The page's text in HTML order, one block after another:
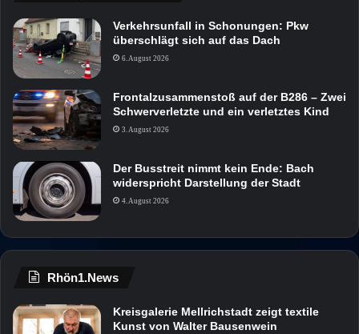
Verkehrsunfall in Schonungen: Pkw
überschlägt sich auf das Dach
6. August 2026
Frontalzusammenstoß auf der B286 – Zwei
Schwerverletzte und ein verletztes Kind
3. August 2026
Der Busstreit nimmt kein Ende: Bach
widerspricht Darstellung der Stadt
4. August 2026
Rhön1.News
Kreisgalerie Mellrichstadt zeigt textile
Kunst von Walter Bausenwein